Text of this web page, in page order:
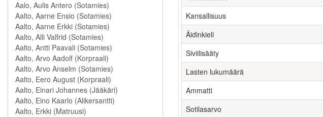
Kansallisuus
Äidinkieli
Siviilisääty
Lasten lukumäärä
Ammatti
Sotilasarvo